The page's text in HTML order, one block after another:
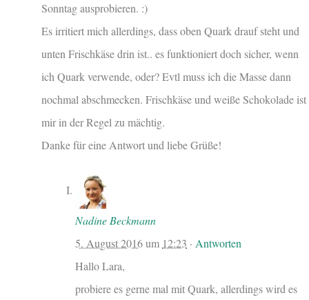
Sonntag ausprobieren. :)
Es irritiert mich allerdings, dass oben Quark drauf steht und
unten Frischkäse drin ist.. es funktioniert doch sicher, wenn
ich Quark verwende, oder? Evtl muss ich die Masse dann
nochmal abschmecken. Frischkäse und weiße Schokolade ist
mir in der Regel zu mächtig.
Danke für eine Antwort und liebe Grüße!
Nadine Beckmann
5. August 2016um 12:23 ·Antworten
Hallo Lara,
probiere es gerne mal mit Quark, allerdings wird es